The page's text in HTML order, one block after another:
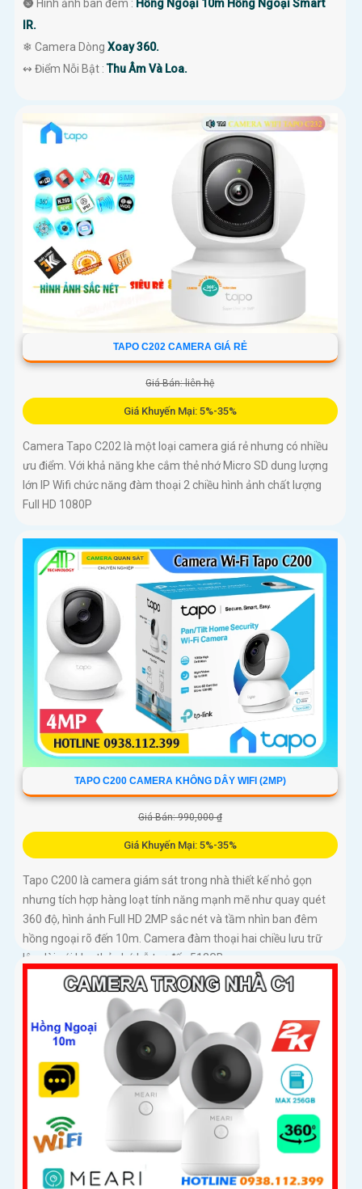
🌚 Hình ảnh ban đêm : Hồng Ngoại 10m Hồng Ngoại Smart
IR.
❄ Camera Dòng Xoay 360.
️↭ Điểm Nỗi Bật :Thu Âm Và Loa.
TAPO C202 CAMERA GIÁ RẺ
Giá Bán: liên hệ
Giá Khuyến Mại: 5%-35%
Camera Tapo C202 là một loại camera giá rẻ nhưng có nhiều
ưu điểm. Với khả năng khe cắm thẻ nhớ Micro SD dung lượng
lớn IP Wifi chức năng đàm thoại 2 chiều hình ảnh chất lượng
Full HD 1080P
TAPO C200 CAMERA KHÔNG DÂY WIFI (2MP)
Giá Bán: 990,000 ₫
Giá Khuyến Mại: 5%-35%
Tapo C200 là camera giám sát trong nhà thiết kế nhỏ gọn
nhưng tích hợp hàng loạt tính năng mạnh mẽ như quay quét
360 độ, hình ảnh Full HD 2MP sắc nét và tầm nhìn ban đêm
hồng ngoại rõ đến 10m. Camera đàm thoại hai chiều lưu trữ
lâu dài với khe thẻ nhớ hỗ trợ đến 512GB